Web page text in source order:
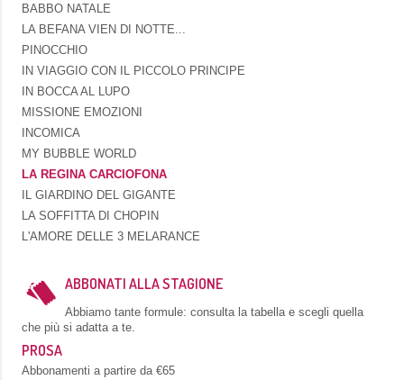
BABBO NATALE
LA BEFANA VIEN DI NOTTE...
PINOCCHIO
IN VIAGGIO CON IL PICCOLO PRINCIPE
IN BOCCA AL LUPO
MISSIONE EMOZIONI
INCOMICA
MY BUBBLE WORLD
LA REGINA CARCIOFONA
IL GIARDINO DEL GIGANTE
LA SOFFITTA DI CHOPIN
L'AMORE DELLE 3 MELARANCE
ABBONATI ALLA STAGIONE
Abbiamo tante formule: consulta la tabella e scegli quella
che più si adatta a te.
PROSA
Abbonamenti a partire da €65